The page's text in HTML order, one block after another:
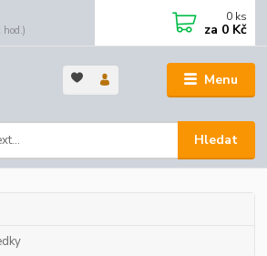
Menu
Hledat
0 ks
za 0 Kč